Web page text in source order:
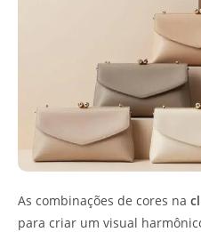
As combinações de cores na
para criar um visual